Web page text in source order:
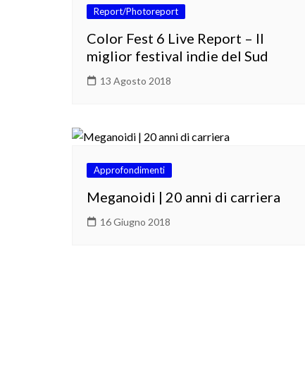
Report/Photoreport
Color Fest 6 Live Report – Il
miglior festival indie del Sud
13 Agosto 2018
Approfondimenti
Meganoidi | 20 anni di carriera
16 Giugno 2018